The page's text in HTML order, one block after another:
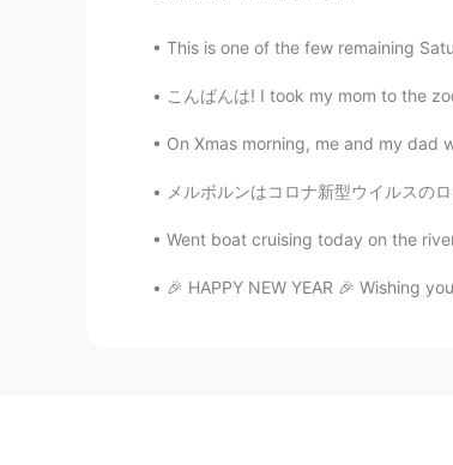
This is one of the few remaining
こんばんは! I took my mom to the
On Xmas morning, me and my dad
メルボルンはコロナ新型ウイルスのロックダウンが終わった後、久し
Went boat cruising today on the
🎉 HAPPY NEW YEAR 🎉 Wishing